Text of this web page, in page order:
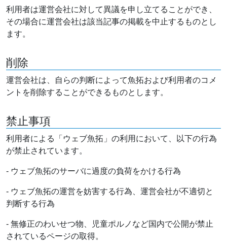
利用者は運営会社に対して異議を申し立てることができ、
その場合に運営会社は該当記事の掲載を中止するものとし
ます。
削除
運営会社は、自らの判断によって魚拓および利用者のコメ
ントを削除することができるものとします。
禁止事項
利用者による「ウェブ魚拓」の利用において、以下の行為
が禁止されています。
- ウェブ魚拓のサーバに過度の負荷をかける行為
- ウェブ魚拓の運営を妨害する行為、運営会社が不適切と
判断する行為
- 無修正のわいせつ物、児童ポルノなど国内で公開が禁止
されているページの取得。